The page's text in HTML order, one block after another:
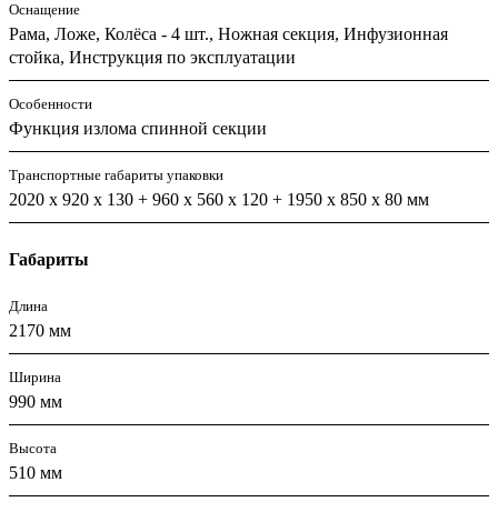
Оснащение
Рама, Ложе, Колёса - 4 шт., Ножная секция, Инфузионная
стойка, Инструкция по эксплуатации
Особенности
Функция излома спинной секции
Транспортные габариты упаковки
2020 х 920 х 130 + 960 х 560 х 120 + 1950 х 850 х 80 мм
Габариты
Длина
2170 мм
Ширина
990 мм
Высота
510 мм